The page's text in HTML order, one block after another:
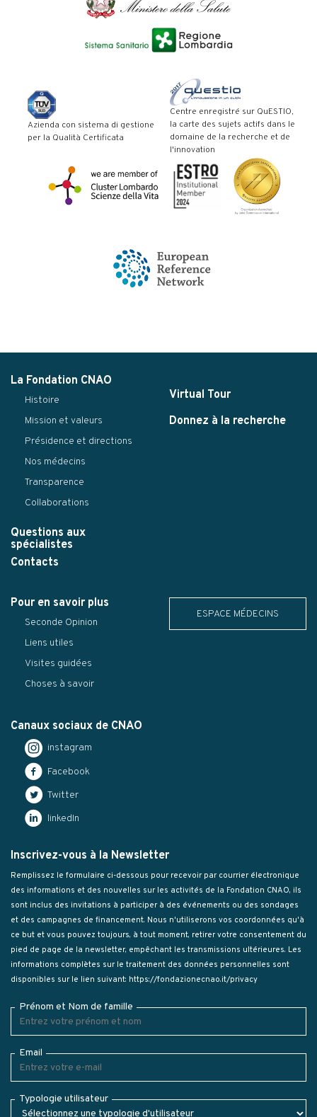
Azienda con sistema di gestione
per la Qualità Certificata
Centre enregistré sur QuESTIO,
la carte des sujets actifs dans le
domaine de la recherche et de
l'innovation
La Fondation CNAO
Histoire
Mission et valeurs
Présidence et directions
Nos médecins
Transparence
Collaborations
Questions aux
spécialistes
Contacts
Virtual Tour
Donnez à la recherche
Pour en savoir plus
Seconde Opinion
Liens utiles
Visites guidées
Choses à savoir
Canaux sociaux de CNAO
instagram
Facebook
Twitter
linkedIn
ESPACE MÉDECINS
Inscrivez-vous à la Newsletter
Remplissez le formulaire ci-dessous pour recevoir par courrier électronique
des informations et des nouvelles sur les activités de la Fondation CNAO, ils
sont inclus des invitations à participer à des événements ou des sondages
et des campagnes de financement. Nous n'utiliserons vos coordonnées qu'à
ce but et vous pouvez toujours, à tout moment, retirer votre consentement du
pied de page de la newsletter, empêchant les transmissions ultérieures. Les
informations complètes sur le traitement des données personnelles sont
disponibles sur le lien suivant: https://fondazionecnao.it/privacy
Prénom et Nom de famille
Email
Typologie utilisateur